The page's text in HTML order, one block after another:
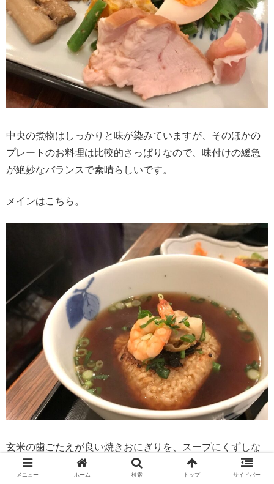
中央の煮物はしっかりと味が染みていますが、そのほかの
プレートのお料理は比較的さっぱりなので、味付けの緩急
が絶妙なバランスで素晴らしいです。
メインはこちら。
玄米の歯ごたえが良い焼きおにぎりを、スープにくずしな
がら頂きます。
メニュー ホーム 検索 トップ サイドバー